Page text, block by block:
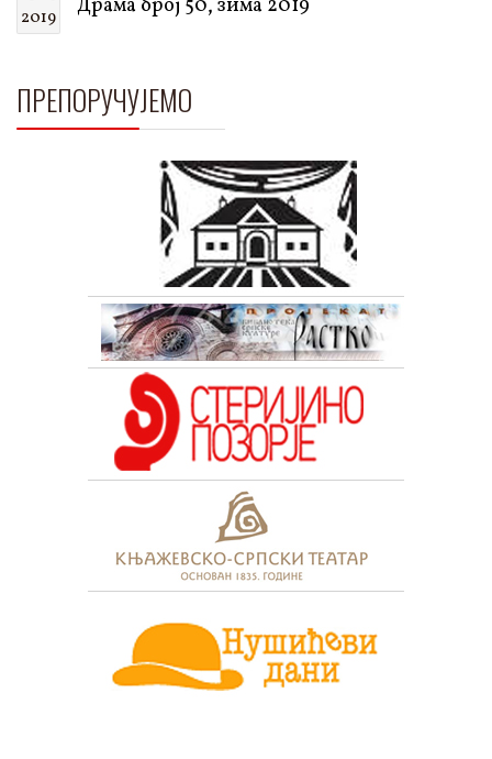
2019 Драма број 50, зима 2019
ПРЕПОРУЧУЈЕМО